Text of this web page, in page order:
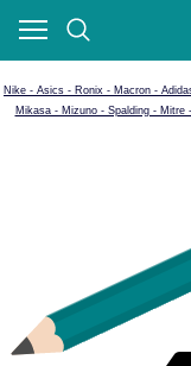
Nike - Asics - Ronix - Macron -
Mikasa - Mizuno - Spalding - Mitre